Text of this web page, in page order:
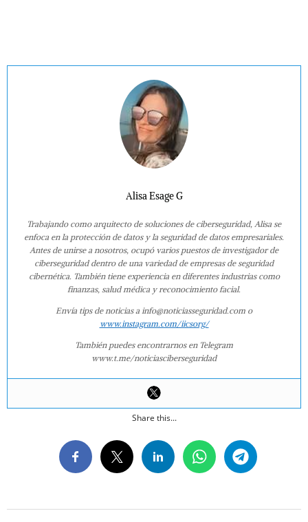
Alisa Esage G
Trabajando como arquitecto de soluciones de ciberseguridad, Alisa se
enfoca en la protección de datos y la seguridad de datos empresariales.
Antes de unirse a nosotros, ocupó varios puestos de investigador de
ciberseguridad dentro de una variedad de empresas de seguridad
cibernética. También tiene experiencia en diferentes industrias como
finanzas, salud médica y reconocimiento facial.
Envía tips de noticias a info@noticiasseguridad.com o
www.instagram.com/iicsorg/
También puedes encontrarnos en Telegram
www.t.me/noticiasciberseguridad
Share this...